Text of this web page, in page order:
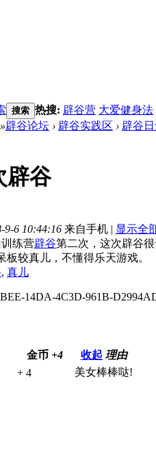
搜索 热搜: 辟谷营 大爱健身法
»辟谷论坛 › 辟谷实践区 › 辟谷
辟谷
9-6 10:44:16 来自手机 | 显示全
练营辟谷第二次，这次辟谷
板较真儿，不懂得乐天游戏。
, 真儿
金币 +4 收起 理由
+ 4 美女棒棒哒!